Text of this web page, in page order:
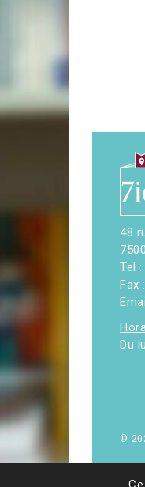
48
Tel
Fax
Du
©